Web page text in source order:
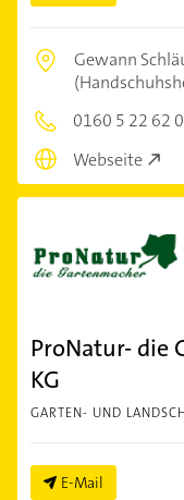
Gewann
0160 5 22 62
Webseite
ProNatur- die
KG
GARTEN- UND
E-Mail